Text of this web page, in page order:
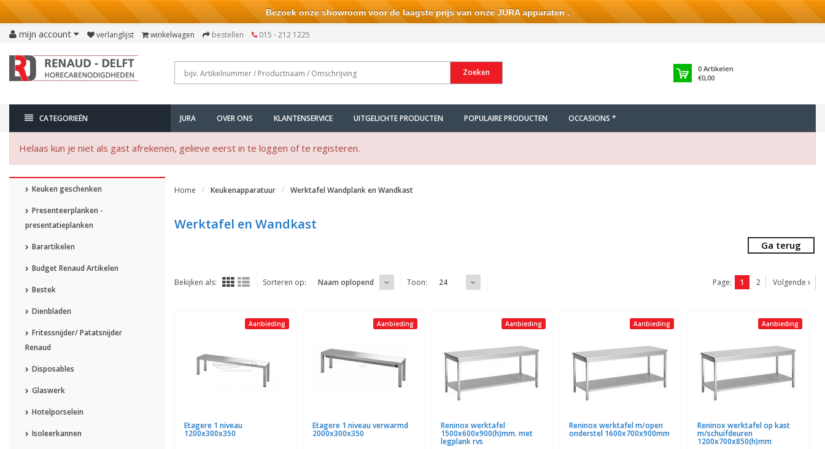
mijn account verlanglijst winkelwagen bestellen 015 - 212 1225
Zoeken 0Artikelen
€0,00
CATEGORIEËN JURA OVER ONS KLANTENSERVICE UITGELICHTE PRODUCTEN POPULAIRE PRODUCTEN OCCASIONS *
Helaas kun je niet als gast afrekenen, gelieve eerst in te loggen of te registeren.
Keuken geschenken
Presenteerplanken -
presentatieplanken
Barartikelen
Budget Renaud Artikelen
Bestek
Dienbladen
Fritessnijder/ Patatsnijder
Renaud
Disposables
Glaswerk
Hotelporselein
Isoleerkannen
Home Keukenapparatuur Werktafel Wandplank en Wandkast
Werktafel en Wandkast
Ga terug
Bekijken als: Sorteren op: Naam oplopend Toon: 24 Page: 1 2 Volgende
Aanbieding
Etagere 1 niveau
1200x300x350
Aanbieding
Etagere 1 niveau verwarmd
2000x300x350
Aanbieding
Reninox werktafel
1500x600x900(h)mm. met
legplank rvs
Aanbieding
Reninox werktafel m/open
onderstel 1600x700x900mm
Aanbieding
Reninox werktafel op kast
m/schuifdeuren
1200x700x850(h)mm
Bezoek onze showroom voor de laagste prijs van onze JURA apparaten .